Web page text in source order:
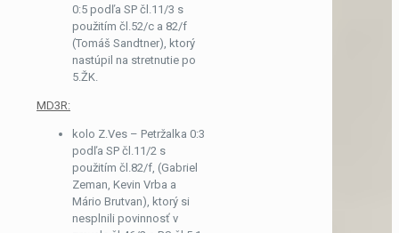
0:5 podľa SP čl.11/3 s
použitím čl.52/c a 82/f
(Tomáš Sandtner), ktorý
nastúpil na stretnutie po
5.ŽK.
MD3R:
kolo Z.Ves – Petržalka 0:3
podľa SP čl.11/2 s
použitím čl.82/f, (Gabriel
Zeman, Kevin Vrba a
Mário Brutvan), ktorý si
nesplnili povinnosť v